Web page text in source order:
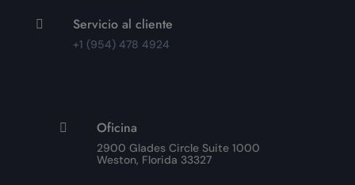
 Servicio al cliente
+1 (954) 478 4924
 Oficina
2900 Glades Circle Suite 1000
Weston, Florida 33327